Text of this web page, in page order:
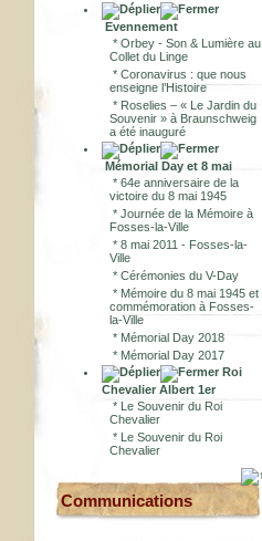
Evennement
* Orbey - Son & Lumière au
Collet du Linge
* Coronavirus : que nous
enseigne l’Histoire
* Roselies – « Le Jardin du
Souvenir » à Braunschweig
a été inauguré
Mémorial Day et 8 mai
* 64e anniversaire de la
victoire du 8 mai 1945
* Journée de la Mémoire à
Fosses-la-Ville
* 8 mai 2011 - Fosses-la-
Ville
* Cérémonies du V-Day
* Mémoire du 8 mai 1945 et
commémoration à Fosses-
la-Ville
* Mémorial Day 2018
* Mémorial Day 2017
Roi
Chevalier Albert 1er
* Le Souvenir du Roi
Chevalier
* Le Souvenir du Roi
Chevalier
Communications